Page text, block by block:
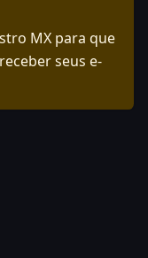
MX para que
seus e-